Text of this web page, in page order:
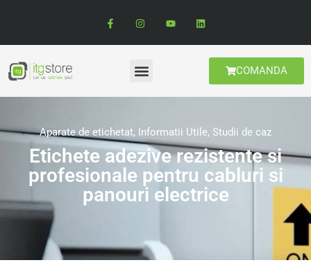
COMANDA
Aparate de etichetat, Informatii Utile, Studii de caz
Etichete adezive rezistente si
profesionale pentru cabluri si
panouri electrice